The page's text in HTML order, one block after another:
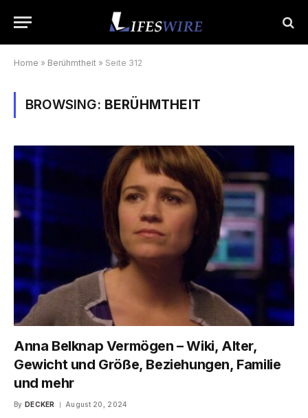
Home » Berühmtheit » Seite 312
BROWSING: BERÜHMTHEIT
Anna Belknap Vermögen – Wiki, Alter,
Gewicht und Größe, Beziehungen, Familie
und mehr
By DECKER August 20, 2024